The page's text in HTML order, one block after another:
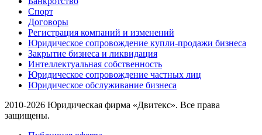
Спорт
Договоры
Регистрация компаний и изменений
Юридическое сопровождение купли-продажи бизнеса
Закрытие бизнеса и ликвидация
Интеллектуальная собственность
Юридическое сопровождение частных лиц
Юридическое обслуживание бизнеса
2010-2026 Юридическая фирма «Двитекс». Все права
защищены.